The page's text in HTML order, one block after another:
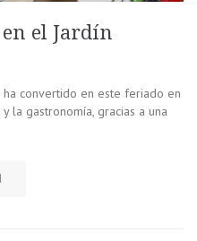
el Jardín
ha convertido en este feriado en
la gastronomía, gracias a una